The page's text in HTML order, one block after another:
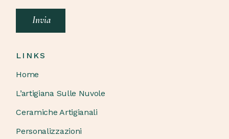
Invia
LINKS
Home
L’artigiana Sulle Nuvole
Ceramiche Artigianali
Personalizzazioni